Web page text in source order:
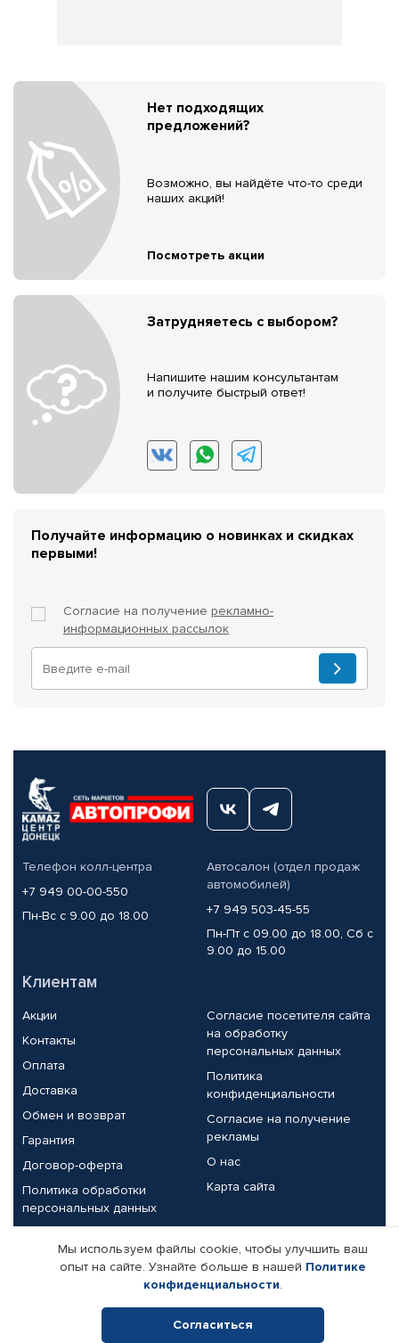
Нет подходящих
предложений?
Возможно, вы найдёте что-то среди
наших акций!
Посмотреть акции
Затрудняетесь с выбором?
Напишите нашим консультантам
и получите быстрый ответ!
Получайте информацию о новинках и скидках
первыми!
Согласие на получение рекламно-
информационных рассылок
Телефон колл-центра
+7 949 00-00-550
Пн-Вс с 9.00 до 18.00
Автосалон (отдел продаж
автомобилей)
+7 949 503-45-55
Пн-Пт с 09.00 до 18.00, Сб с
9.00 до 15.00
Клиентам
Акции
Контакты
Оплата
Доставка
Обмен и возврат
Гарантия
Договор-оферта
Политика обработки
персональных данных
Согласие посетителя сайта
на обработку
персональных данных
Политика
конфиденциальности
Согласие на получение
рекламы
О нас
Карта сайта
Партнерам
Корпоративным клиентам
Поставщикам
Реквизиты компании
Мы используем файлы cookie, чтобы улучшить ваш
опыт на сайте. Узнайте больше в нашей Политике
конфиденциальности.
Согласиться